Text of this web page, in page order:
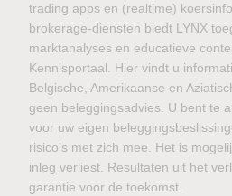
trading apps en (realtime)
brokerage-diensten biedt LYNX
marktanalyses en educatieve
Kennisportaal. Hier vindt u
Belgische, Amerikaanse en
geen beleggingsadvies. U bent te
voor uw eigen
risico’s met zich mee. Het is
inleg verliest. Resultaten uit het
garantie voor de toekomst.